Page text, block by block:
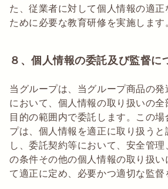
た、従業者に対して個人情報の適
ために必要な教育研修を実施します
８、個人情報の委託及び監督に
当グループは、当グループ商品の
において、個人情報の取り扱いの
目的の範囲内で委託します。この
プは、個人情報を適正に取り扱う
し、委託契約等において、安全管
の条件その他の個人情報の取り扱
て適正に定め、必要かつ適切な監督